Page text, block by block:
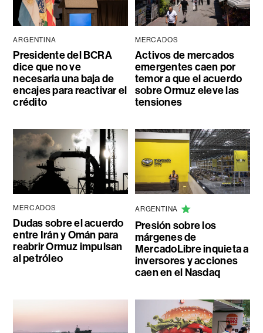
ARGENTINA
Presidente del BCRA
dice que no ve
necesaria una baja de
encajes para reactivar el
crédito
MERCADOS
Activos de mercados
emergentes caen por
temor a que el acuerdo
sobre Ormuz eleve las
tensiones
MERCADOS
Dudas sobre el acuerdo
entre Irán y Omán para
reabrir Ormuz impulsan
al petróleo
ARGENTINA
Presión sobre los
márgenes de
MercadoLibre inquieta a
inversores y acciones
caen en el Nasdaq